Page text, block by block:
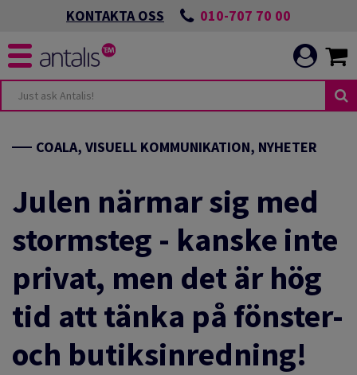
KONTAKTA OSS 010-707 70 00
COALA, VISUELL KOMMUNIKATION, NYHETER
Julen närmar sig med
stormsteg - kanske inte
privat, men det är hög
tid att tänka på fönster-
och butiksinredning!